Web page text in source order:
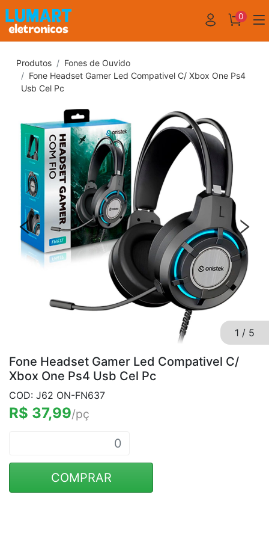
0
Produtos
Fones de Ouvido
Fone Headset Gamer Led Compativel C/ Xbox One Ps4
Usb Cel Pc
1 / 5
Fone Headset Gamer Led Compativel C/
Xbox One Ps4 Usb Cel Pc
COD: J62 ON-FN637
R$ 37,99/pç
COMPRAR